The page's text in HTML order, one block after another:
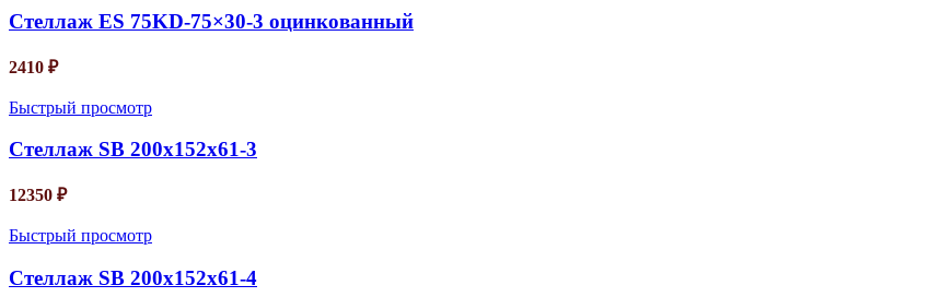
Стеллаж ES 75KD-75×30-3 оцинкованный
2410 ₽
Быстрый просмотр
Стеллаж SB 200x152x61-3
12350 ₽
Быстрый просмотр
Стеллаж SB 200x152x61-4